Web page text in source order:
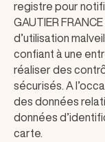
registre pour
GAUTIER
d’utilisation
confiant à une
réaliser des
sécurisés. A
des données
données
carte.